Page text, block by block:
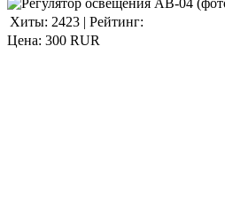
Хиты: 2423 | Рейтинг:
Цена: 300 RUR